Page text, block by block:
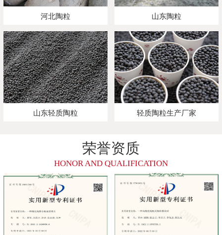
河北陶粒 山东陶粒
山东轻质陶粒 轻质陶粒生产厂家
荣誉资质
HONOR AND QUALIFICATION